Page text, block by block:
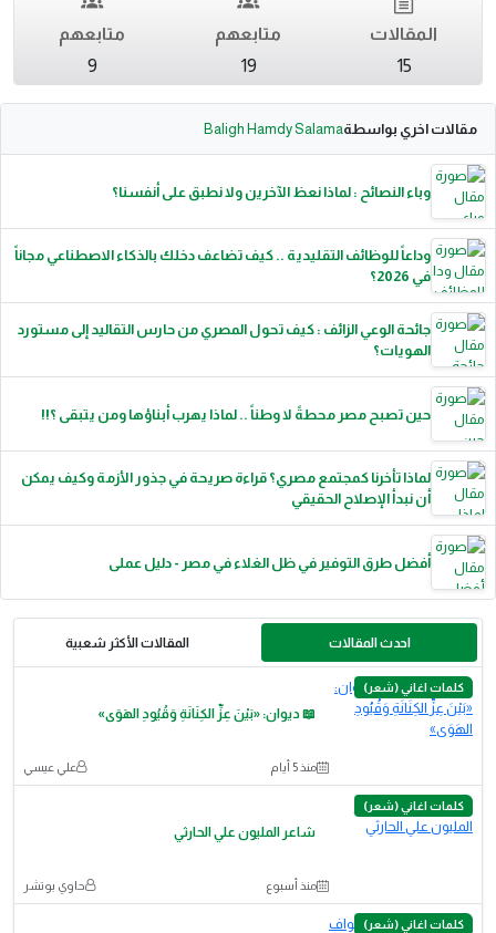
المقالات
15
متابعهم
19
متابعهم
9
مقالات اخري بواسطةBaligh Hamdy Salama
وباء النصائح : لماذا نعظ الآخرين ولا نطبق على أنفسنا؟
وداعاً للوظائف التقليدية .. كيف تضاعف دخلك بالذكاء الاصطناعي مجاناً
في 2026؟
جائحة الوعي الزائف : كيف تحول المصري من حارس التقاليد إلى مستورد
الهويات؟
حين تصبح مصر محطةً لا وطناً .. لماذا يهرب أبناؤها ومن يتبقى ؟!!
لماذا تأخرنا كمجتمع مصري؟ قراءة صريحة في جذور الأزمة وكيف يمكن
أن نبدأ الإصلاح الحقيقي
أفضل طرق التوفير في ظل الغلاء في مصر - دليل عملى
احدث المقالات المقالات الأكثر شعبية
كلمات اغاني (شعر)
📖 ديوان: «بَيْنَ عِزِّ الكِنَانَةِ وَقُيُودِ الهَوَى»
منذ 5 أيام علي عيسي
كلمات اغاني (شعر)
شاعر المليون علي الحارثي
منذ أسبوع حاوي بوتشر
كلمات اغاني (شعر)